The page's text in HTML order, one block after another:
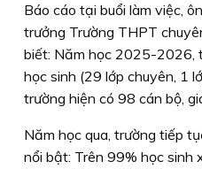
Báo cáo tại buổi làm việc,
trưởng Trường THPT
biết: Năm học 2025-2026,
học sinh (29 lớp chuyên, 1
trường hiện có 98 cán bộ,
Năm học qua, trường tiếp
nổi bật: Trên 99% học sinh